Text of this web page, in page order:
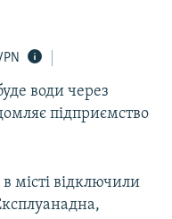
води через
підприємство
місті відключили